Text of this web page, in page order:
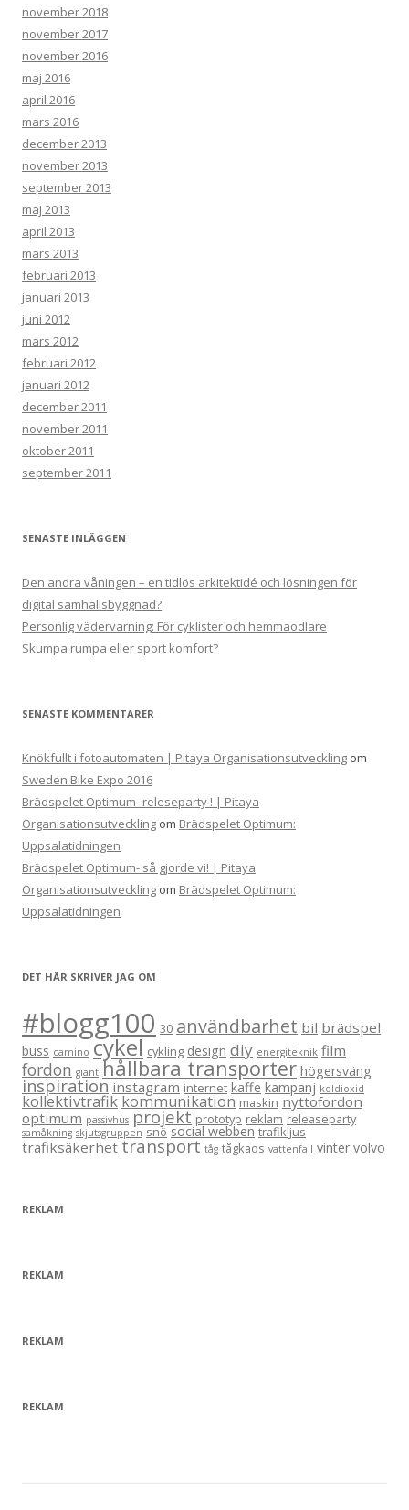
november 2018
november 2017
november 2016
maj 2016
april 2016
mars 2016
december 2013
november 2013
september 2013
maj 2013
april 2013
mars 2013
februari 2013
januari 2013
juni 2012
mars 2012
februari 2012
januari 2012
december 2011
november 2011
oktober 2011
september 2011
SENASTE INLÄGGEN
Den andra våningen – en tidlös arkitektidé och lösningen för
digital samhällsbyggnad?
Personlig vädervarning: För cyklister och hemmaodlare
Skumpa rumpa eller sport komfort?
SENASTE KOMMENTARER
Knökfullt i fotoautomaten | Pitaya Organisationsutveckling om
Sweden Bike Expo 2016
Brädspelet Optimum- releseparty ! | Pitaya
Organisationsutveckling om Brädspelet Optimum:
Uppsalatidningen
Brädspelet Optimum- så gjorde vi! | Pitaya
Organisationsutveckling om Brädspelet Optimum:
Uppsalatidningen
DET HÄR SKRIVER JAG OM
#blogg100 30 användbarhet bil brädspel
buss camino cykel cykling design diy energiteknik film
fordon giant hållbara transporter högersväng
inspiration instagram internet kaffe kampanj koldioxid
kollektivtrafik kommunikation maskin nyttofordon
optimum passivhus projekt prototyp reklam releaseparty
samåkning skjutsgruppen snö social webben trafikljus
trafiksäkerhet transport tåg tågkaos vattenfall vinter volvo
REKLAM
REKLAM
REKLAM
REKLAM